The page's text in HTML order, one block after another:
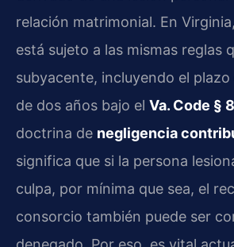
relación matrimonial. En
está sujeto a las mismas reglas
subyacente, incluyendo el
de dos años bajo el Va. Code §
doctrina de negligencia
significa que si la persona
culpa, por mínima que sea, el
consorcio también puede ser